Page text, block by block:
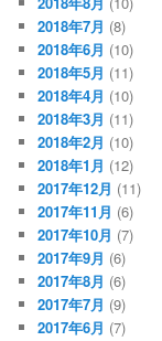
2018年7月 (8)
2018年6月 (10)
2018年5月 (11)
2018年4月 (10)
2018年3月 (11)
2018年2月 (10)
2018年1月 (12)
2017年12月 (11)
2017年11月 (6)
2017年10月 (7)
2017年9月 (6)
2017年8月 (6)
2017年7月 (9)
2017年6月 (7)